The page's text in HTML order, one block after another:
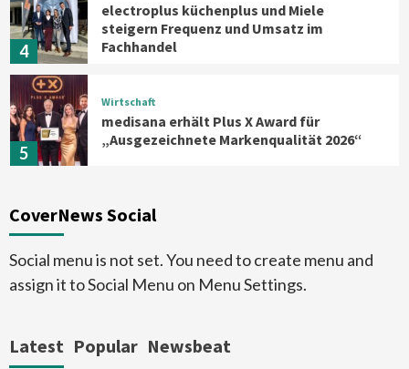
4
electroplus küchenplus und Miele
steigern Frequenz und Umsatz im
Fachhandel
5
Wirtschaft
medisana erhält Plus X Award für
„Ausgezeichnete Markenqualität 2026“
6
Verbraucher setzen immer mehr auf
7
Angeboten
CoverNews Social
Social menu is not set. You need to create menu and
assign it to Social Menu on Menu Settings.
Latest Popular Newsbeat